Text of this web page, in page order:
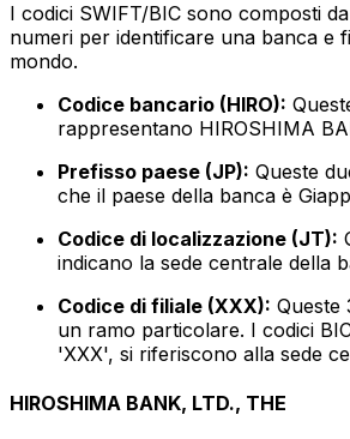
I codici SWIFT/BIC sono composti
numeri per identificare una banca e
mondo.
Codice bancario (HIRO):
rappresentano HIROSHIMA
Prefisso paese (JP): Queste
che il paese della banca è
Codice di localizzazione (JT):
indicano la sede centrale della
Codice di filiale (XXX): Queste
un ramo particolare. I codici
'XXX', si riferiscono alla sede
HIROSHIMA BANK, LTD., THE